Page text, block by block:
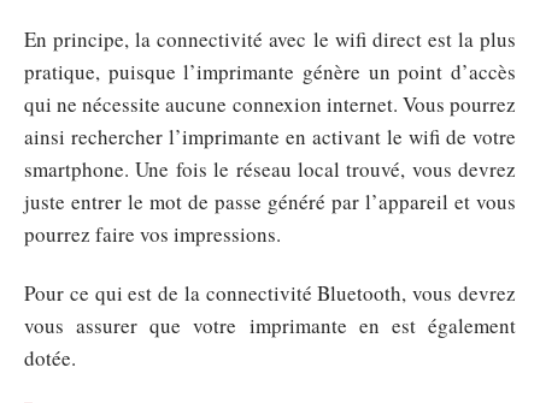
En principe, la connectivité avec le wifi direct est la plus
pratique, puisque l’imprimante génère un point d’accès
qui ne nécessite aucune connexion internet. Vous pourrez
ainsi rechercher l’imprimante en activant le wifi de votre
smartphone. Une fois le réseau local trouvé, vous devrez
juste entrer le mot de passe généré par l’appareil et vous
pourrez faire vos impressions.
Pour ce qui est de la connectivité Bluetooth, vous devrez
vous assurer que votre imprimante en est également
dotée.